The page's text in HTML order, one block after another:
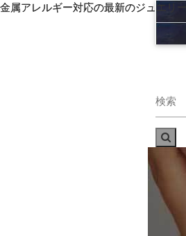
金属アレルギー対応の最新のジュエリ
金属アレルギー対応の最新のジュエリ